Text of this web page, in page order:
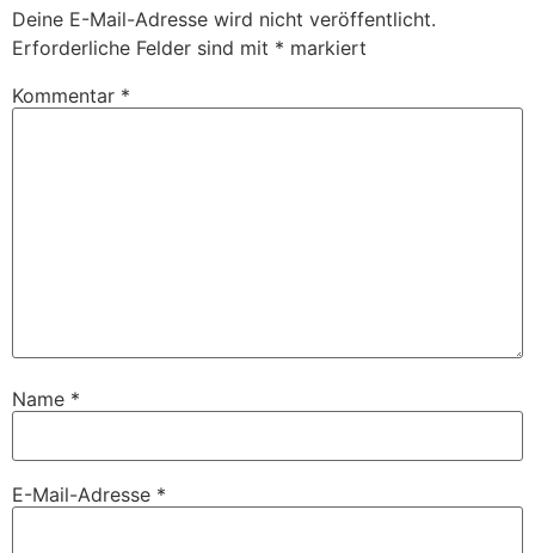
Deine E-Mail-Adresse wird nicht veröffentlicht.
Erforderliche Felder sind mit * markiert
Kommentar *
Name *
E-Mail-Adresse *